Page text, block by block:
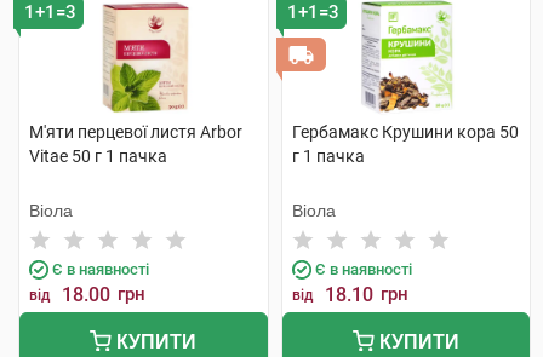
1+1=3
М'яти перцевої листя Arbor
Vitae 50 г 1 пачка
Віола
Є в наявності
від 18.00 грн
КУПИТИ
1+1=3
Гербамакс Крушини кора 50
г 1 пачка
Віола
Є в наявності
від 18.10 грн
КУПИТИ